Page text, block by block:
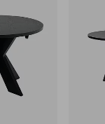
favoriter